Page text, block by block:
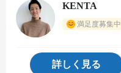
KENTA
満足度募集中
詳しく見る